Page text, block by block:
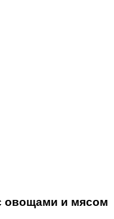
овощами и мясом